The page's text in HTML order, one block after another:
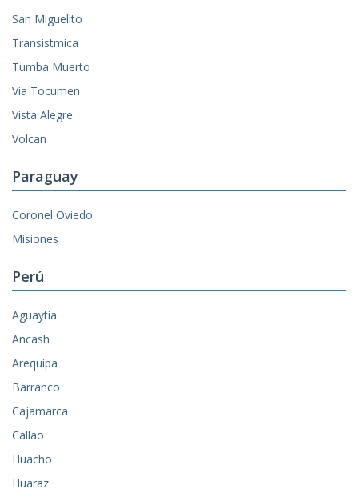
San Miguelito
Transistmica
Tumba Muerto
Via Tocumen
Vista Alegre
Volcan
Paraguay
Coronel Oviedo
Misiones
Perú
Aguaytia
Ancash
Arequipa
Barranco
Cajamarca
Callao
Huacho
Huaraz